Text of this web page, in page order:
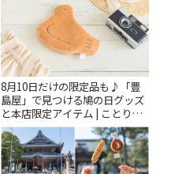
8月10日だけの限定品も♪「豊
島屋」で見つける鳩の日グッズ
と本店限定アイテム | ことりっ
ぷ